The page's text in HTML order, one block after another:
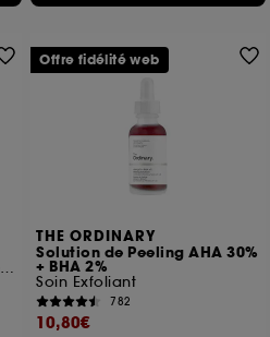
Soin Yeux Réparateur Jeunesse
THE ORDINARY
Solution de Peeling AHA 30%
+ BHA 2%
Soin Exfoliant
782
10,80€
Offre fidélité web